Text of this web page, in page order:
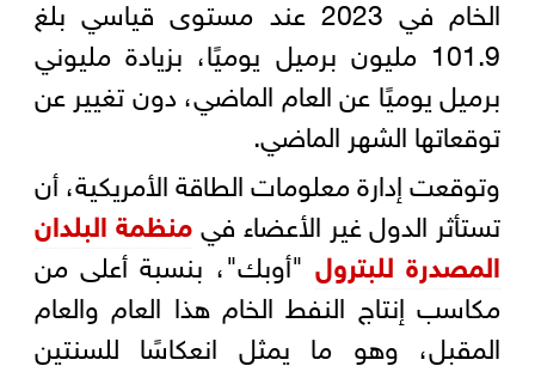
الخام في 2023 عند مستوى قياسي بلغ
101.9 مليون برميل يوميًا، بزيادة مليوني
برميل يوميًا عن العام الماضي، دون تغيير عن
توقعاتها الشهر الماضي.
وتوقعت إدارة معلومات الطاقة الأمريكية، أن
تستأثر الدول غير الأعضاء فيمنظمة البلدان
المصدرة للبترول"أوبك"، بنسبة أعلى من
مكاسب إنتاج النفط الخام هذا العام والعام
المقبل، وهو ما يمثل انعكاسًا للسنتين